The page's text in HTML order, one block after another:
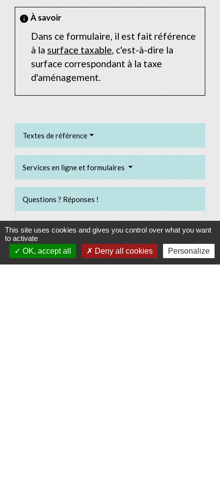
info À savoir
Dans ce formulaire, il est fait référence
à la surface taxable, c'est-à-dire la
surface correspondant à la taxe
d'aménagement.
Textes de référence
Services en ligne et formulaires
Questions ? Réponses !
Dans quel cas doit-on recourir à un architecte ?
Copropriétaires : quand demander l'autorisation pour
faire des travaux ?
This site uses cookies and gives you control over what you want
to activate
OK, accept all
Deny all cookies Personalize